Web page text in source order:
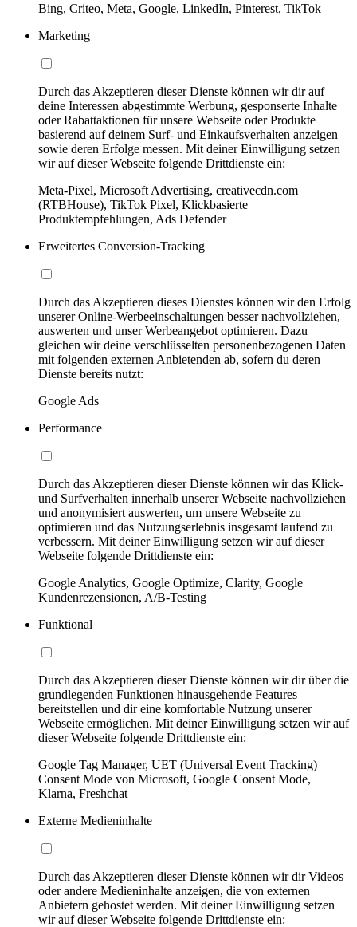
Bing, Criteo, Meta, Google, LinkedIn, Pinterest, TikTok
Marketing
Durch das Akzeptieren dieser Dienste können wir dir auf
deine Interessen abgestimmte Werbung, gesponserte Inhalte
oder Rabattaktionen für unsere Webseite oder Produkte
basierend auf deinem Surf- und Einkaufsverhalten anzeigen
sowie deren Erfolge messen. Mit deiner Einwilligung setzen
wir auf dieser Webseite folgende Drittdienste ein:
Meta-Pixel, Microsoft Advertising, creativecdn.com
(RTBHouse), TikTok Pixel, Klickbasierte
Produktempfehlungen, Ads Defender
Erweitertes Conversion-Tracking
Durch das Akzeptieren dieses Dienstes können wir den Erfolg
unserer Online-Werbeeinschaltungen besser nachvollziehen,
auswerten und unser Werbeangebot optimieren. Dazu
gleichen wir deine verschlüsselten personenbezogenen Daten
mit folgenden externen Anbietenden ab, sofern du deren
Dienste bereits nutzt:
Google Ads
Performance
Durch das Akzeptieren dieser Dienste können wir das Klick-
und Surfverhalten innerhalb unserer Webseite nachvollziehen
und anonymisiert auswerten, um unsere Webseite zu
optimieren und das Nutzungserlebnis insgesamt laufend zu
verbessern. Mit deiner Einwilligung setzen wir auf dieser
Webseite folgende Drittdienste ein:
Google Analytics, Google Optimize, Clarity, Google
Kundenrezensionen, A/B-Testing
Funktional
Durch das Akzeptieren dieser Dienste können wir dir über die
grundlegenden Funktionen hinausgehende Features
bereitstellen und dir eine komfortable Nutzung unserer
Webseite ermöglichen. Mit deiner Einwilligung setzen wir auf
dieser Webseite folgende Drittdienste ein:
Google Tag Manager, UET (Universal Event Tracking)
Consent Mode von Microsoft, Google Consent Mode,
Klarna, Freshchat
Externe Medieninhalte
Durch das Akzeptieren dieser Dienste können wir dir Videos
oder andere Medieninhalte anzeigen, die von externen
Anbietern gehostet werden. Mit deiner Einwilligung setzen
wir auf dieser Webseite folgende Drittdienste ein: